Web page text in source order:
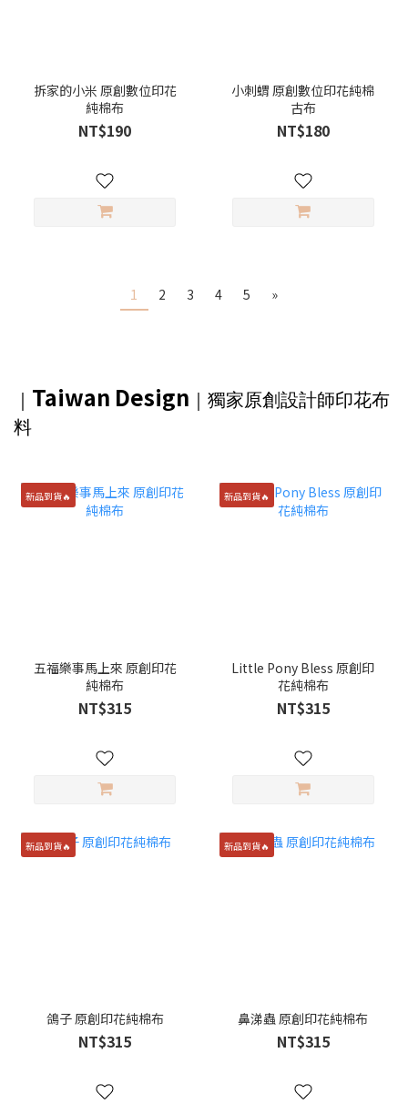
拆家的小米 原創數位印花
純棉布
NT$190
小刺蝟 原創數位印花純棉
古布
NT$180
1 2 3 4 5 »
｜ Taiwan Design ｜獨家原創設計師印花布
料
新品到貨🔥
五福樂事馬上來 原創印花
純棉布
NT$315
新品到貨🔥
Little Pony Bless 原創印
花純棉布
NT$315
新品到貨🔥
鴿子 原創印花純棉布
NT$315
新品到貨🔥
鼻涕蟲 原創印花純棉布
NT$315